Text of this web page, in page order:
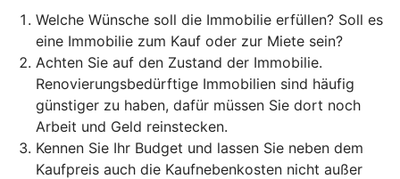
Welche Wünsche soll die Immobilie erfüllen? Soll es
eine Immobilie zum Kauf oder zur Miete sein?
Achten Sie auf den Zustand der Immobilie.
Renovierungsbedürftige Immobilien sind häufig
günstiger zu haben, dafür müssen Sie dort noch
Arbeit und Geld reinstecken.
Kennen Sie Ihr Budget und lassen Sie neben dem
Kaufpreis auch die Kaufnebenkosten nicht außer